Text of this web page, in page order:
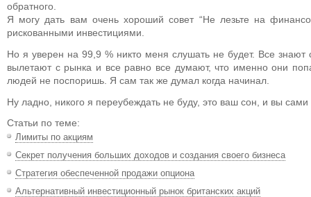
обратного.
Я могу дать вам очень хороший совет “Не лезьте на
рискованными инвестициями.
Но я уверен на 99,9 % никто меня слушать не будет. Все знают
вылетают с рынка и все равно все думают, что именно они
людей не поспоришь. Я сам так же думал когда начинал.
Ну ладно, никого я переубеждать не буду, это ваш сон, и вы
Статьи по теме:
Лимиты по акциям
Секрет получения больших доходов и создания своего бизнеса
Стратегия обеспеченной продажи опциона
Альтернативный инвестиционный рынок британских акций